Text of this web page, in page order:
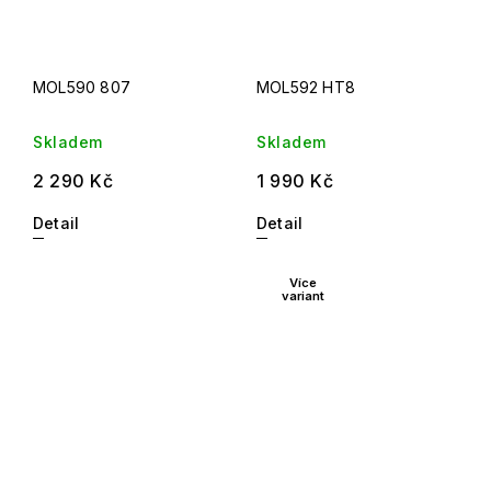
MOL590 807
Skladem
2 290 Kč
Detail
MOL592 HT8
Skladem
1 990 Kč
Detail
Více
variant